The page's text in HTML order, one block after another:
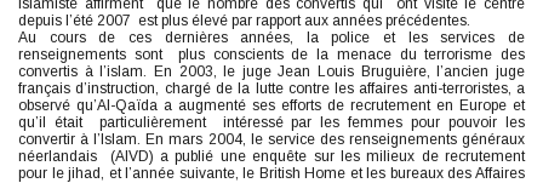
Islamiste affirment que le nombre des convertis qui ont visité le centre
depuis l’été 2007 est plus élevé par rapport aux années précédentes.
Au cours de ces dernières années, la police et les services de
renseignements sont plus conscients de la menace du terrorisme des
convertis à l’islam. En 2003, le juge Jean Louis Bruguière, l’ancien juge
français d’instruction, chargé de la lutte contre les affaires anti-terroristes, a
observé qu’Al-Qaïda a augmenté ses efforts de recrutement en Europe et
qu’il était particulièrement intéressé par les femmes pour pouvoir les
convertir à l’Islam. En mars 2004, le service des renseignements généraux
néerlandais (AIVD) a publié une enquête sur les milieux de recrutement
pour le jihad, et l’année suivante, le British Home et les bureaux des Affaires